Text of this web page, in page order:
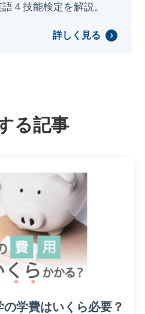
４技能検定を解説。
詳しく見る
る記事
の学費はいくら必要？